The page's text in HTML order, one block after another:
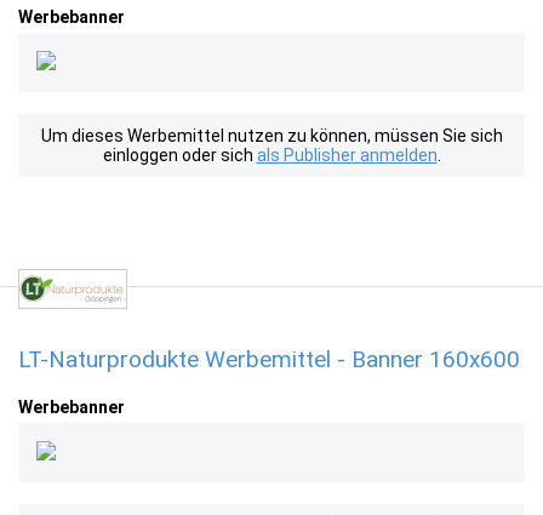
Werbebanner
Um dieses Werbemittel nutzen zu können, müssen Sie sich
einloggen oder sich als Publisher anmelden
LT-Naturprodukte Werbemittel - Banner 160x600
Werbebanner